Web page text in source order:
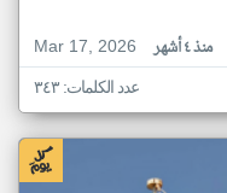
Mar 17, 2026
منذ ٤ أشهر
عدد الكلمات: ٣٤٣